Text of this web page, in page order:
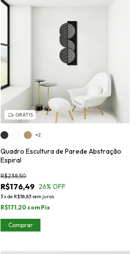
GRÁTIS
Quadro Escultura de Parede Abstração
Espiral
R$176,49
R$238,50
26% OFF
3xde R$58,83 sem juros
R$171,20 com Pix
+2
Comprar